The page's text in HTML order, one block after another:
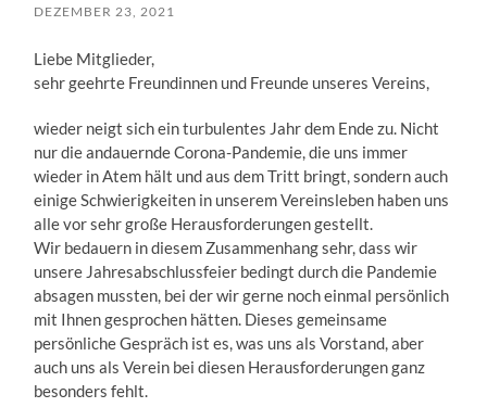
DEZEMBER 23, 2021
Liebe Mitglieder,
sehr geehrte Freundinnen und Freunde unseres Vereins,
wieder neigt sich ein turbulentes Jahr dem Ende zu. Nicht
nur die andauernde Corona-Pandemie, die uns immer
wieder in Atem hält und aus dem Tritt bringt, sondern auch
einige Schwierigkeiten in unserem Vereinsleben haben uns
alle vor sehr große Herausforderungen gestellt.
Wir bedauern in diesem Zusammenhang sehr, dass wir
unsere Jahresabschlussfeier bedingt durch die Pandemie
absagen mussten, bei der wir gerne noch einmal persönlich
mit Ihnen gesprochen hätten. Dieses gemeinsame
persönliche Gespräch ist es, was uns als Vorstand, aber
auch uns als Verein bei diesen Herausforderungen ganz
besonders fehlt.